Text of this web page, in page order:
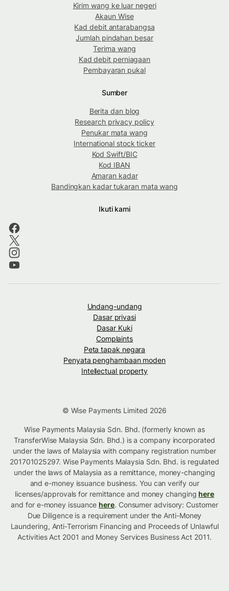
Kirim wang ke luar negeri
Akaun Wise
Kad debit antarabangsa
Jumlah pindahan besar
Terima wang
Kad debit perniagaan
Pembayaran pukal
Sumber
Berita dan blog
Research privacy policy
Penukar mata wang
International stock ticker
Kod Swift/BIC
Kod IBAN
Amaran kadar
Bandingkan kadar tukaran mata wang
Ikuti kami
Undang-undang
Dasar privasi
Dasar Kuki
Complaints
Peta tapak negara
Penyata penghambaan moden
Intellectual property
© Wise Payments Limited 2026
Wise Payments Malaysia Sdn. Bhd. (formerly known as
TransferWise Malaysia Sdn. Bhd.) is a company incorporated
under the laws of Malaysia with company registration number
201701025297. Wise Payments Malaysia Sdn. Bhd. is regulated
under the laws of Malaysia as a remittance, money-changing
and e-money issuance business. You can verify our
licenses/approvals for remittance and money changing here
and for e-money issuance here. Consumer advisory: Customer
Due Diligence is a requirement under the Anti-Money
Laundering, Anti-Terrorism Financing and Proceeds of Unlawful
Activities Act 2001 and Money Services Business Act 2011.